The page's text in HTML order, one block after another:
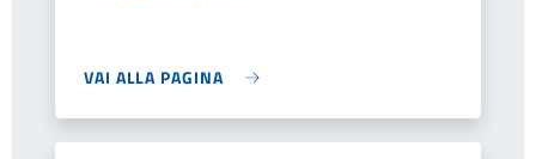
VAI ALLA PAGINA